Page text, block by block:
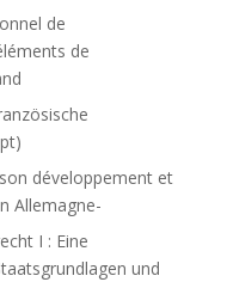
de
de
développement et
Allemagne-
I : Eine
und